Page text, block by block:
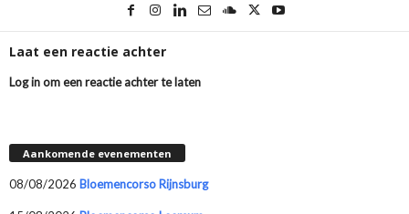
Laat een reactie achter
Log in om een reactie achter te laten
Aankomende evenementen
08/08/2026 Bloemencorso Rijnsburg